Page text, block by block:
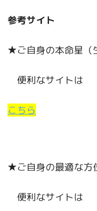
参考サイト
★ご自身の本命星（
便利なサイトは
こちら
★ご自身の最適な方
便利なサイトは